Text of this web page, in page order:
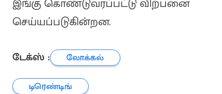
இங்கு கொண்டுவரப்பட்டு விற்பனை
செய்யப்படுகின்றன.
டேக்ஸ் :
லோக்கல்
டிரெண்டிங்